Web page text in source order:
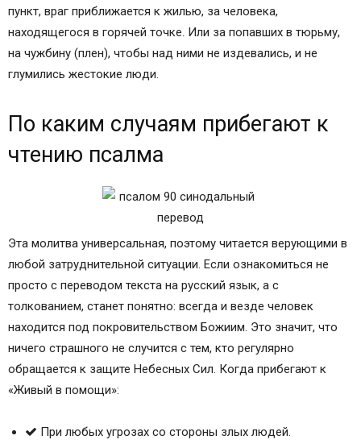
пункт, враг приближается к жилью, за человека,
находящегося в горячей точке. Или за попавших в тюрьму,
на чужбину (плен), чтобы над ними не издевались, и не
глумились жестокие люди.
По каким случаям прибегают к
чтению псалма
Эта молитва универсальная, поэтому читается верующими в
любой затруднительной ситуации. Если ознакомиться не
просто с переводом текста на русский язык, а с
толкованием, станет понятно: всегда и везде человек
находится под покровительством Божиим. Это значит, что
ничего страшного не случится с тем, кто регулярно
обращается к защите Небесных Сил. Когда прибегают к
«Живый в помощи»:
При любых угрозах со стороны злых людей.